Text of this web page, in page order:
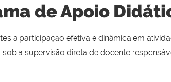
de Apoio
a participação efetiva e dinâmica em
a supervisão direta de docente